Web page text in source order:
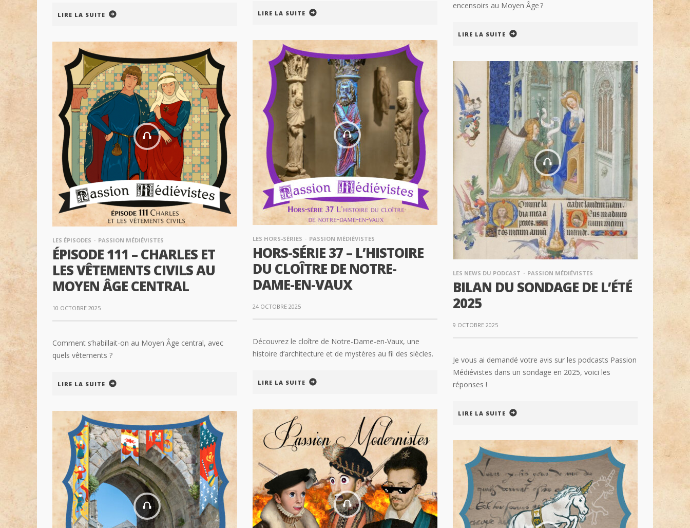
LIRE LA SUITE LIRE LA SUITE
encensoirs au Moyen Âge ?
LIRE LA SUITE
LES HORS-SÉRIES PASSION MÉDIÉVISTES
HORS-SÉRIE 37 – L’HISTOIRE
DU CLOÎTRE DE NOTRE-
DAME-EN-VAUX
24 OCTOBRE 2025
Découvrez le cloître de Notre-Dame-en-Vaux, une
histoire d’architecture et de mystères au fil des siècles.
LIRE LA SUITE
LES ÉPISODES PASSION MÉDIÉVISTES
ÉPISODE 111 – CHARLES ET
LES VÊTEMENTS CIVILS AU
MOYEN ÂGE CENTRAL
10 OCTOBRE 2025
Comment s’habillait-on au Moyen Âge central, avec
quels vêtements ?
LIRE LA SUITE
LES NEWS DU PODCAST PASSION MÉDIÉVISTES
BILAN DU SONDAGE DE L’ÉTÉ
2025
9 OCTOBRE 2025
Je vous ai demandé votre avis sur les podcasts Passion
Médiévistes dans un sondage en 2025, voici les
réponses !
LIRE LA SUITE